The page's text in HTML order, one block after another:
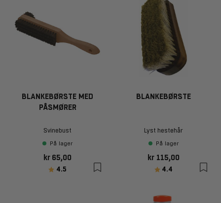
BLANKEBØRSTE MED
PÅSMØRER
Svinebust
På lager
kr 65,00
Karakter:
4.5 av 5 mulige
BLANKEBØRSTE
Lyst hestehår
På lager
kr 115,00
Karakter:
4.4 av 5 mulige